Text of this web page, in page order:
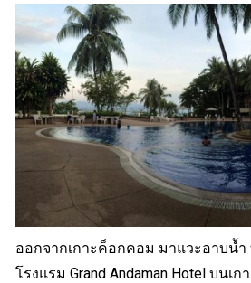
ออกจากเกาะค็อกคอม มาแวะอาบน้
โรงแรม Grand Andaman Hotel บนเ